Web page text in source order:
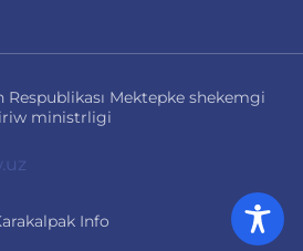
Mektepke shekemgi
ministrligi
Info